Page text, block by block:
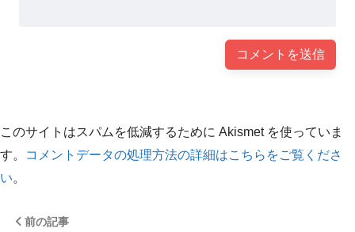
このサイトはスパムを低減するために Akismet を使っていま
す。
コメントデータの処理方法の詳細はこちらをご覧くださ
い。
前の記事